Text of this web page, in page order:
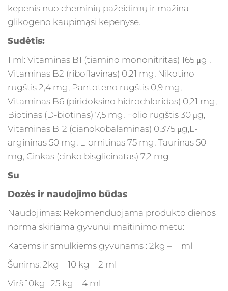
kepenis nuo cheminių pažeidimų ir mažina
glikogeno kaupimąsi kepenyse.
Sudėtis:
1 ml: Vitaminas B1 (tiamino mononitritas) 165 μg ,
Vitaminas B2 (riboflavinas) 0,21 mg, Nikotino
rugštis 2,4 mg, Pantoteno rugštis 0,9 mg,
Vitaminas B6 (piridoksino hidrochloridas) 0,21 mg,
Biotinas (D-biotinas) 7,5 mg, Folio rūgštis 30 μg,
Vitaminas B12 (cianokobalaminas) 0,375 μg,L-
argininas 50 mg, L-ornitinas 75 mg, Taurinas 50
mg, Cinkas (cinko bisglicinatas) 7,2 mg
Su
Dozės ir naudojimo būdas
Naudojimas: Rekomenduojama produkto dienos
norma skiriama gyvūnui maitinimo metu:
Katėms ir smulkiems gyvūnams : 2kg – 1 ml
Šunims: 2kg – 10 kg – 2 ml
Virš 10kg -25 kg – 4 ml